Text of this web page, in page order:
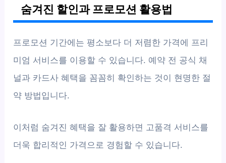
숨겨진 할인과 프로모션 활용법
프로모션 기간에는 평소보다 더 저렴한 가격에 프리
미엄 서비스를 이용할 수 있습니다. 예약 전 공식 채
널과 카드사 혜택을 꼼꼼히 확인하는 것이 현명한 절
약 방법입니다.
이처럼 숨겨진 혜택을 잘 활용하면 고품격 서비스를
더욱 합리적인 가격으로 경험할 수 있습니다.